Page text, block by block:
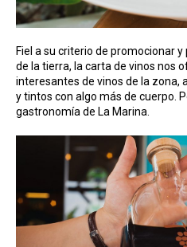
Fiel a su criterio de promocionar
de la tierra, la carta de vinos nos
interesantes de vinos de la zona,
y tintos con algo más de cuerpo.
gastronomía de La Marina.